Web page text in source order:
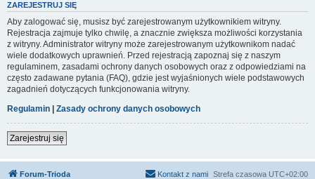
ZAREJESTRUJ SIĘ
Aby zalogować się, musisz być zarejestrowanym użytkownikiem witryny.
Rejestracja zajmuje tylko chwilę, a znacznie zwiększa możliwości korzystania
z witryny. Administrator witryny może zarejestrowanym użytkownikom nadać
wiele dodatkowych uprawnień. Przed rejestracją zapoznaj się z naszym
regulaminem, zasadami ochrony danych osobowych oraz z odpowiedziami na
często zadawane pytania (FAQ), gdzie jest wyjaśnionych wiele podstawowych
zagadnień dotyczących funkcjonowania witryny.
Regulamin | Zasady ochrony danych osobowych
Zarejestruj się
Forum-Trioda Strefa czasowa UTC+02:00
Kontakt z nami